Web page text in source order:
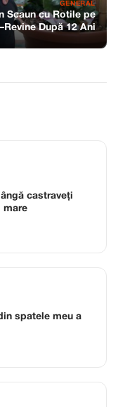
GENERAL
Scaun cu Rotile pe
După 12 Ani
castraveți
mare
spatele meu a